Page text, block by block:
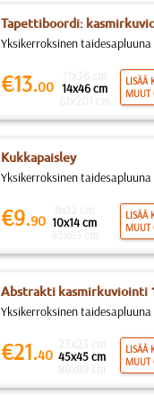
Tapettiboordi:
Yksikerroksinen
€13.00 14x46 cm
LISÄÄ
MUUT
Kukkapaisley
Yksikerroksinen taidesapluuna
€9.90 10x14 cm
LISÄÄ
MUUT
Abstrakti kasmirkuviointi
Yksikerroksinen
€21.40 45x45 cm
LISÄÄ
MUUT